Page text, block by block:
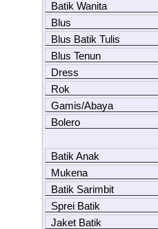
Batik Wanita
Blus
Blus Batik Tulis
Blus Tenun
Dress
Rok
Gamis/Abaya
Bolero
Batik Anak
Mukena
Batik Sarimbit
Sprei Batik
Jaket Batik